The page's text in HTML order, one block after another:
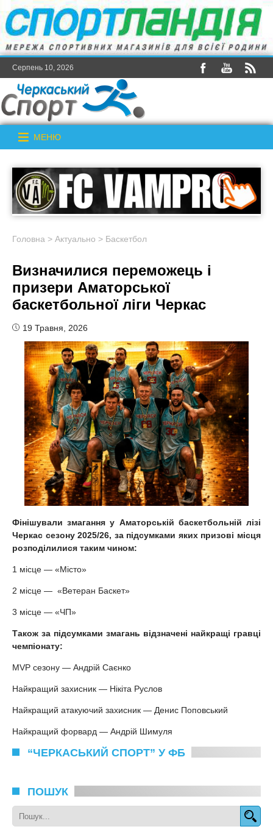
Серпень 10, 2026
МЕНЮ
Головна > Актуально > Баскетбол
Визначилися переможець і
призери Аматорської
баскетбольної ліги Черкас
19 Травня, 2026
Фінішували змагання у Аматорській баскетбольній лізі
Черкас сезону 2025/26, за підсумками яких призові місця
розподілилися таким чином:
1 місце — «Місто»
2 місце — «Ветеран Баскет»
3 місце — «ЧП»
Також за підсумками змагань відзначені найкращі гравці
чемпіонату:
MVP сезону — Андрій Саєнко
Найкращий захисник — Нікіта Руслов
Найкращий атакуючий захисник — Денис Поповський
Найкращий форвард — Андрій Шимуля
“ЧЕРКАСЬКИЙ СПОРТ” У ФБ
ПОШУК